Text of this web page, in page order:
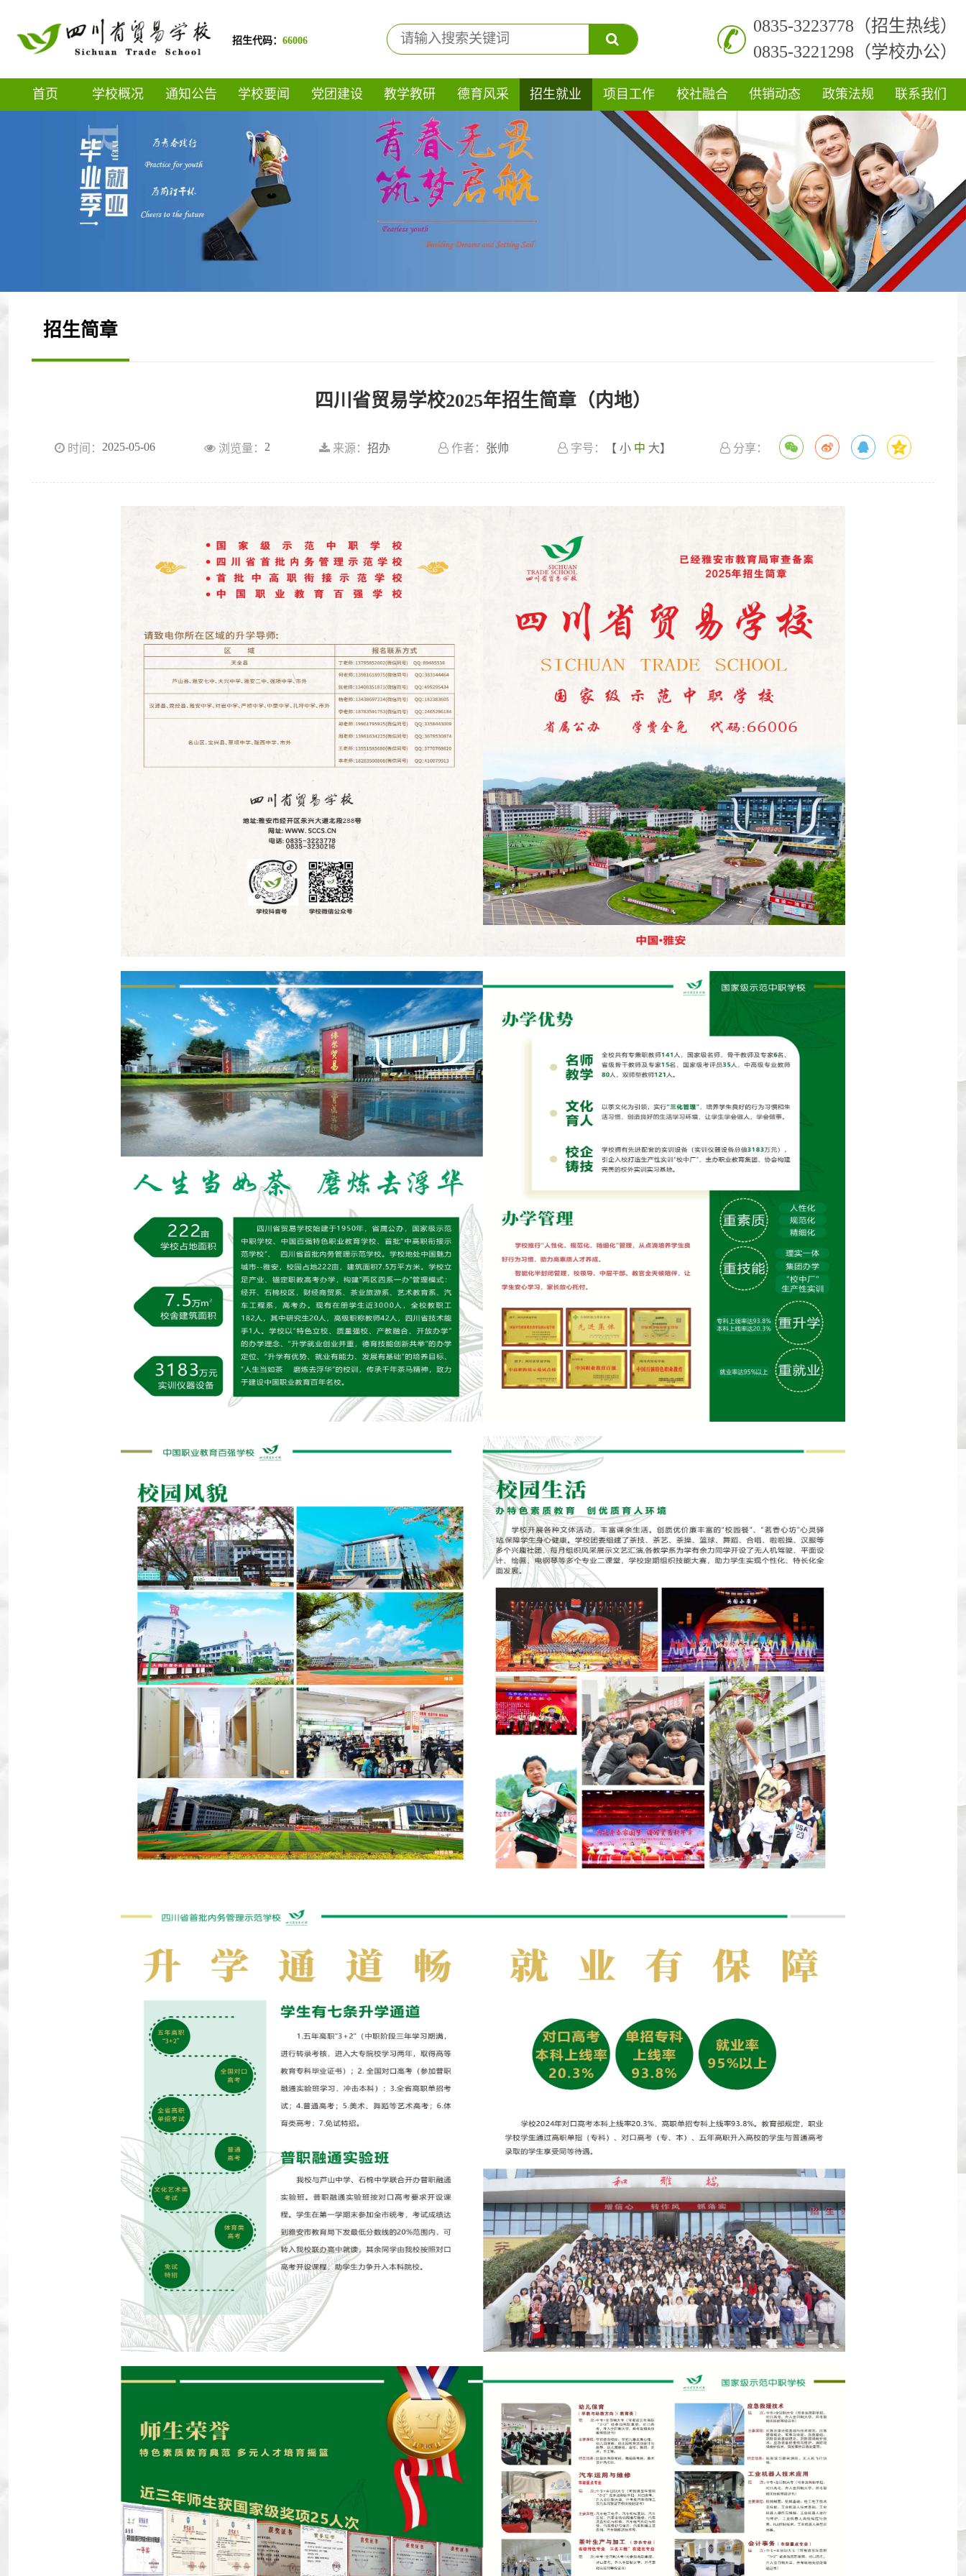
招生代码：66006
0835-3223778（招生热线）
0835-3221298（学校办公）
首页 学校概况 通知公告 学校要闻 党团建设 教学教研 德育风采 招生就业 项目工作 校社融合 供销动态 政策法规 联系我们
招生简章
四川省贸易学校2025年招生简章（内地）
时间： 2025-05-06 浏览量： 2 来源： 招办 作者： 张帅 字号： 【小 中 大】 分享：